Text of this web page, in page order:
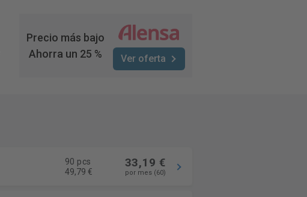
Precio más bajo
Ahorra un 25 %
Ver oferta
90 pcs
49,79 €
33,19 €
por mes (60)